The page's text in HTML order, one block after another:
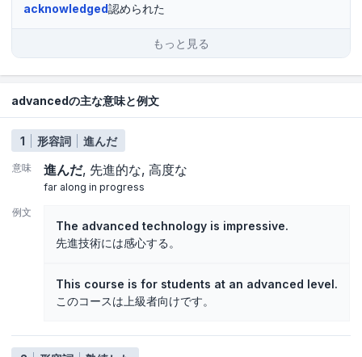
acknowledged認められた
もっと見る
advancedの主な意味と例文
1 形容詞 進んだ
意味 進んだ 先進的な 高度な
far along in progress
例文
The advanced technology is impressive.
先進技術には感心する。
This course is for students at an advanced level.
このコースは上級者向けです。